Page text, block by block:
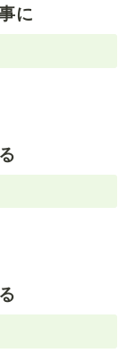
に